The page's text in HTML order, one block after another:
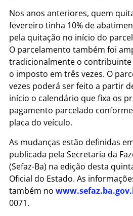
Nos anos anteriores, quem
fevereiro tinha 10% de
pela quitação no início do
O parcelamento também foi
tradicionalmente o
o imposto em três vezes. O
vezes poderá ser feito a partir
início o calendário que fixa os
pagamento parcelado
placa do veículo.
As mudanças estão definidas
publicada pela Secretaria da
(Sefaz-Ba) na edição desta
Oficial do Estado. As
também no
0071.